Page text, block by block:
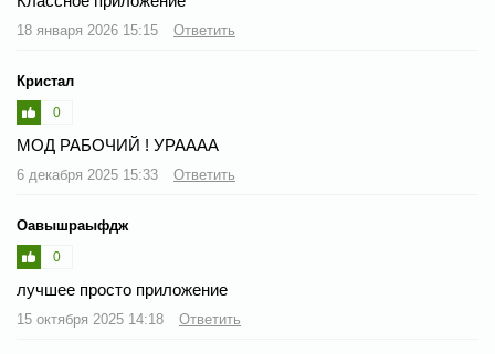
18 января 2026 15:15 Ответить
Кристал
0
МОД РАБОЧИЙ ! УРАААА
6 декабря 2025 15:33 Ответить
Оавышраыфдж
0
лучшее просто приложение
15 октября 2025 14:18 Ответить